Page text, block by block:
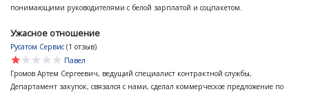
понимающими руководителями с белой зарплатой и соцпакетом.
Ужасное отношение
Русатом Сервис (1 отзыв)
star
star
star
star
star
Павел
Громов Артем Сергеевич, ведущий специалист контрактной службы,
Департамент закупок, связался с нами, сделал коммерческое предложение по